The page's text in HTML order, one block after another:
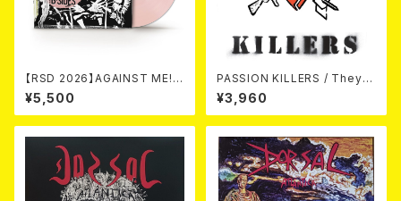
【RSD 2026】AGAINST ME! /
NEW WAVE B-SIDES [RSD V
INYL EP][Coloured Vinyl](1
2")
¥5,500
PASSION KILLERS / They K
ill Our Passion With Their
Hate And Wars LP
¥3,960